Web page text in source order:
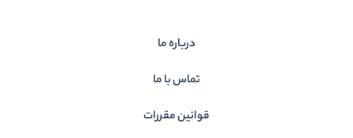
درباره ما
تماس با ما
قوانین مقررات